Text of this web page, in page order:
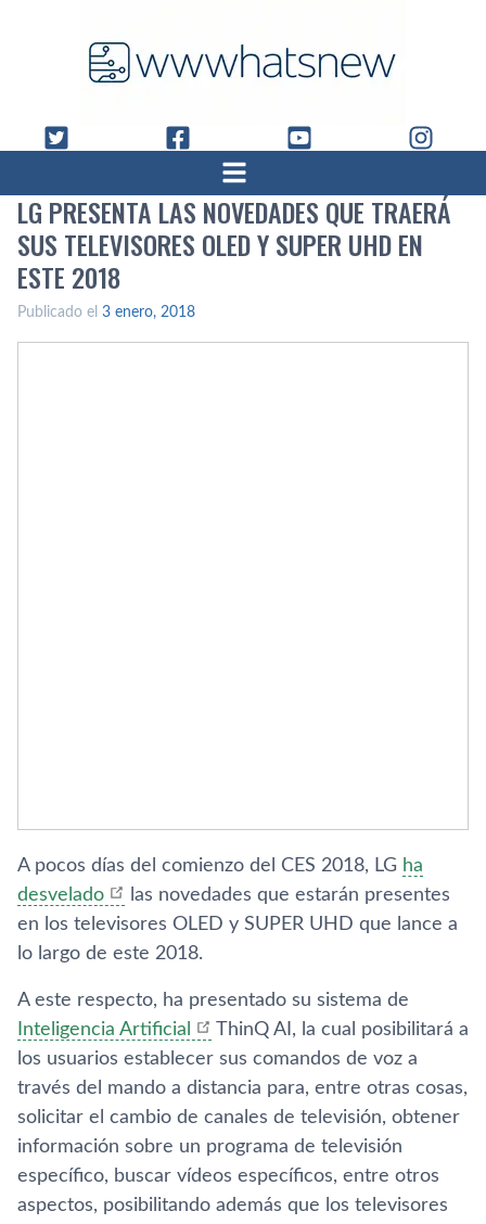
LG PRESENTA LAS NOVEDADES QUE TRAERÁ
SUS TELEVISORES OLED Y SUPER UHD EN
ESTE 2018
Publicado el 3 enero, 2018
A pocos dí­as del comienzo del CES 2018, LG ha
desvelado
las novedades que estarán presentes
en los televisores OLED y SUPER UHD que lance a
lo largo de este 2018.
A este respecto, ha presentado su sistema de
Inteligencia Artificial
ThinQ AI, la cual posibilitará a
los usuarios establecer sus comandos de voz a
través del mando a distancia para, entre otras cosas,
solicitar el cambio de canales de televisión, obtener
información sobre un programa de televisión
especí­fico, buscar ví­deos especí­ficos, entre otros
aspectos, posibilitando además que los televisores